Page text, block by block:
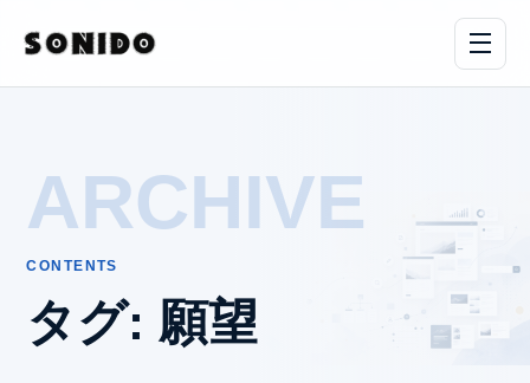
ARCHIVE
CONTENTS
タグ: 願望